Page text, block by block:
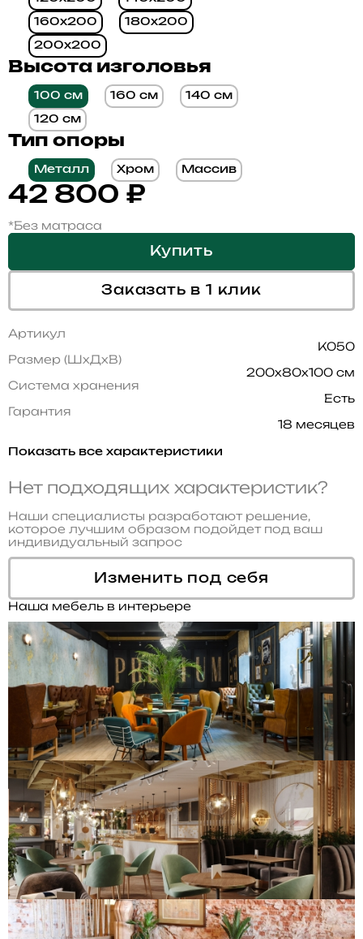
160x200 180x200
200x200
Высота изголовья
100 см 160 см 140 см
120 см
Тип опоры
Металл Хром Массив
42 800 ₽
*Без матраса
Купить
Заказать в 1 клик
Артикул
K050
Размер (ШхДхВ)
200x80x100 см
Система хранения
Есть
Гарантия
18 месяцев
Показать все характеристики
Нет подходящих характеристик?
Наши специалисты разработают решение,
которое лучшим образом подойдет под ваш
индивидуальный запрос
Изменить под себя
Наша мебель в интерьере